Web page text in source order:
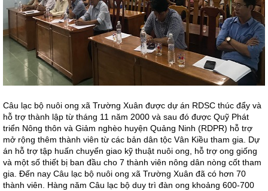
Câu lạc bộ nuôi ong xã Trường Xuân được dự án RDSC thúc đẩy và
hỗ trợ thành lập từ tháng 11 năm 2000 và sau đó được Quỹ Phát
triển Nông thôn và Giảm nghèo huyện Quảng Ninh (RDPR) hỗ trợ
mở rộng thêm thành viên từ các bản dân tộc Vân Kiều tham gia. Dự
án hỗ trợ tập huấn chuyển giao kỹ thuật nuôi ong, hỗ trợ ong giống
và một số thiết bị ban đầu cho 7 thành viên nông dân nòng cốt tham
gia. Đến nay Câu lạc bộ nuôi ong xã Trường Xuân đã có hơn 70
thành viên. Hàng năm Câu lạc bộ duy trì đàn ong khoảng 600-700